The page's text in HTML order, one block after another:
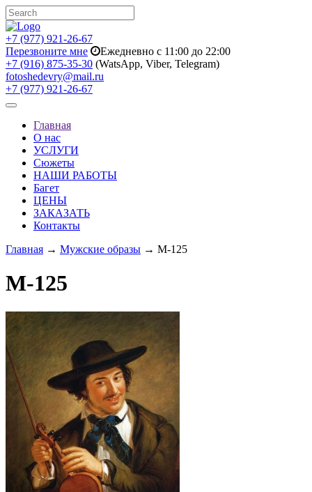
+7 (977) 921-26-67
Перезвоните мне
Ежедневно с 11:00 до 22:00
+7 (916) 875-35-30 (WatsApp, Viber, Telegram)
fotoshedevry@mail.ru
+7 (977) 921-26-67
Toggle
navigationГлавная
О нас
УСЛУГИ
Сюжеты
НАШИ РАБОТЫ
Багет
ЦЕНЫ
ЗАКАЗАТЬ
Контакты
Главная → Мужские образы → M-125
M-125